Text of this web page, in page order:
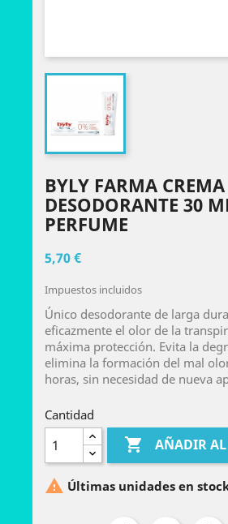
BYLY FARMA CREMA
DESODORANTE 30
PERFUME
5,70 €
Impuestos incluidos
Único desodorante de larga
eficazmente el olor de la
máxima protección. Evita la
elimina la formación del mal
horas, sin necesidad de nueva
Cantidad
 AÑADIR
 Últimas unidades en